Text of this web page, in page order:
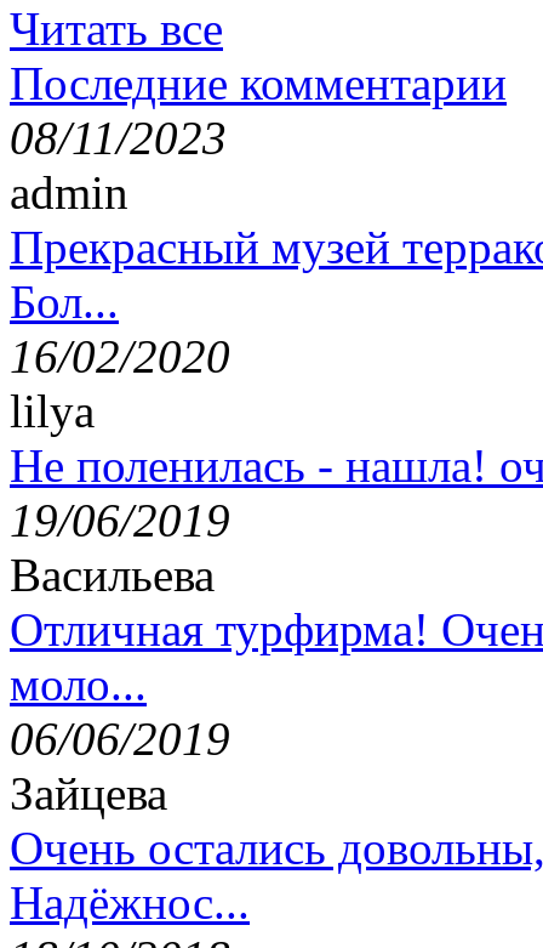
Читать все
Последние комментарии
08/11/2023
admin
Прекрасный музей
Бол...
16/02/2020
lilya
Не поленилась - нашла!
19/06/2019
Васильева
Отличная турфирма!
моло...
06/06/2019
Зайцева
Очень остались
Надёжнос...